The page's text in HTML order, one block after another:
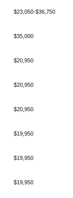
$23,050-$36,750
$35,000
$20,950
$20,950
$20,950
$19,950
$19,950
$19,950